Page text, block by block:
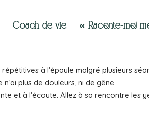
Coach de vie « Raconte-moi
à l’épaule malgré plusieurs
plus de douleurs, ni de gêne.
et à l’écoute. Allez à sa rencontre les